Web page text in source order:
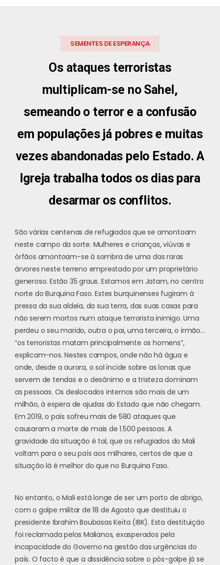
SEMENTES DE ESPERANÇA
Os ataques terroristas
multiplicam-se no Sahel,
semeando o terror e a confusão
em populações já pobres e muitas
vezes abandonadas pelo Estado. A
Igreja trabalha todos os dias para
desarmar os conflitos.
São várias centenas de refugiados que se amontoam
neste campo da sorte. Mulheres e crianças, viúvas e
órfãos amontoam-se à sombra de uma das raras
árvores neste terreno emprestado por um proprietário
generoso. Estão 35 graus. Estamos em Jatam, no centro
norte do Burquina Faso. Estes burquinenses fugiram à
pressa da sua aldeia, da sua terra, das suas casas para
não serem mortos num ataque terrorista inimigo. Uma
perdeu o seu marido, outra o pai, uma terceira, o irmão…
“os terroristas matam principalmente os homens”,
explicam-nos. Nestes campos, onde não há água e
onde, desde a aurora, o sol incide sobre as lonas que
servem de tendas e o desânimo e a tristeza dominam
as pessoas. Os deslocados internos são mais de um
milhão, à espera de ajudas do Estado que não chegam.
Em 2019, o país sofreu mais de 580 ataques que
causaram a morte de mais de 1.500 pessoas. A
gravidade da situação é tal, que os refugiados do Mali
voltam para o seu país aos milhares, certos de que a
situação lá é melhor do que no Burquina Faso.
No entanto, o Mali está longe de ser um porto de abrigo,
com o golpe militar de 18 de Agosto que destituiu o
presidente Ibrahim Boubasas Keïta (IBK). Esta destituição
foi reclamada pelos Malianos, exasperados pela
incapacidade do Governo na gestão das urgências do
país. O facto é que a dissidência sobre o pós-golpe já se